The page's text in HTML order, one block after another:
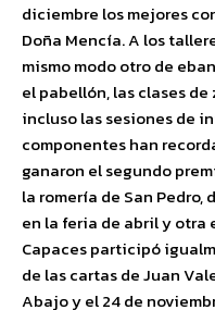
diciembre los mejores
Doña Mencía. A los
mismo modo otro de
el pabellón, las clases
incluso las sesiones de
componentes han
ganaron el segundo
la romería de San
en la feria de abril y otra
Capaces participó
de las cartas de Juan
Abajo y el 24 de